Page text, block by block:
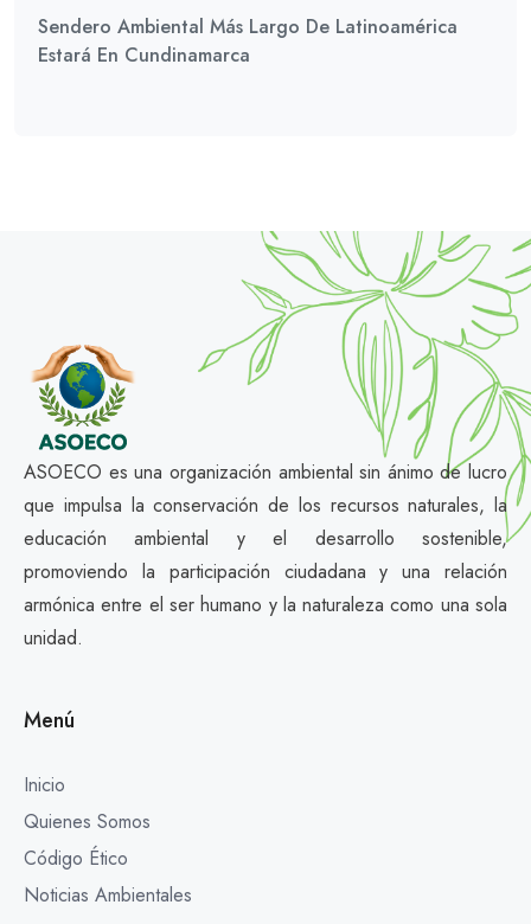
Sendero Ambiental Más Largo De Latinoamérica
Estará En Cundinamarca
ASOECO es una organización ambiental sin ánimo de lucro
que impulsa la conservación de los recursos naturales, la
educación ambiental y el desarrollo sostenible,
promoviendo la participación ciudadana y una relación
armónica entre el ser humano y la naturaleza como una sola
unidad.
Menú
Inicio
Quienes Somos
Código Ético
Noticias Ambientales